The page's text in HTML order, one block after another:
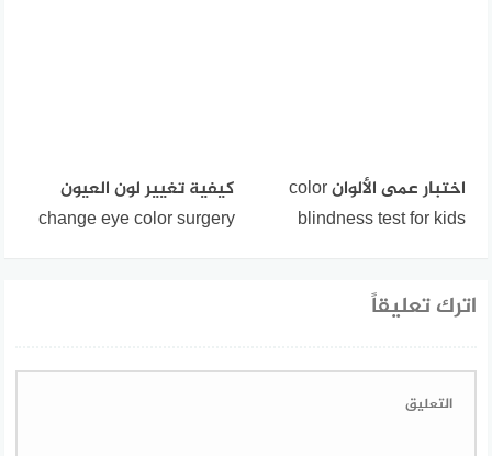
اختبار عمى الألوان color
blindness test for kids
كيفية تغيير لون العيون
change eye color surgery
اترك تعليقاً